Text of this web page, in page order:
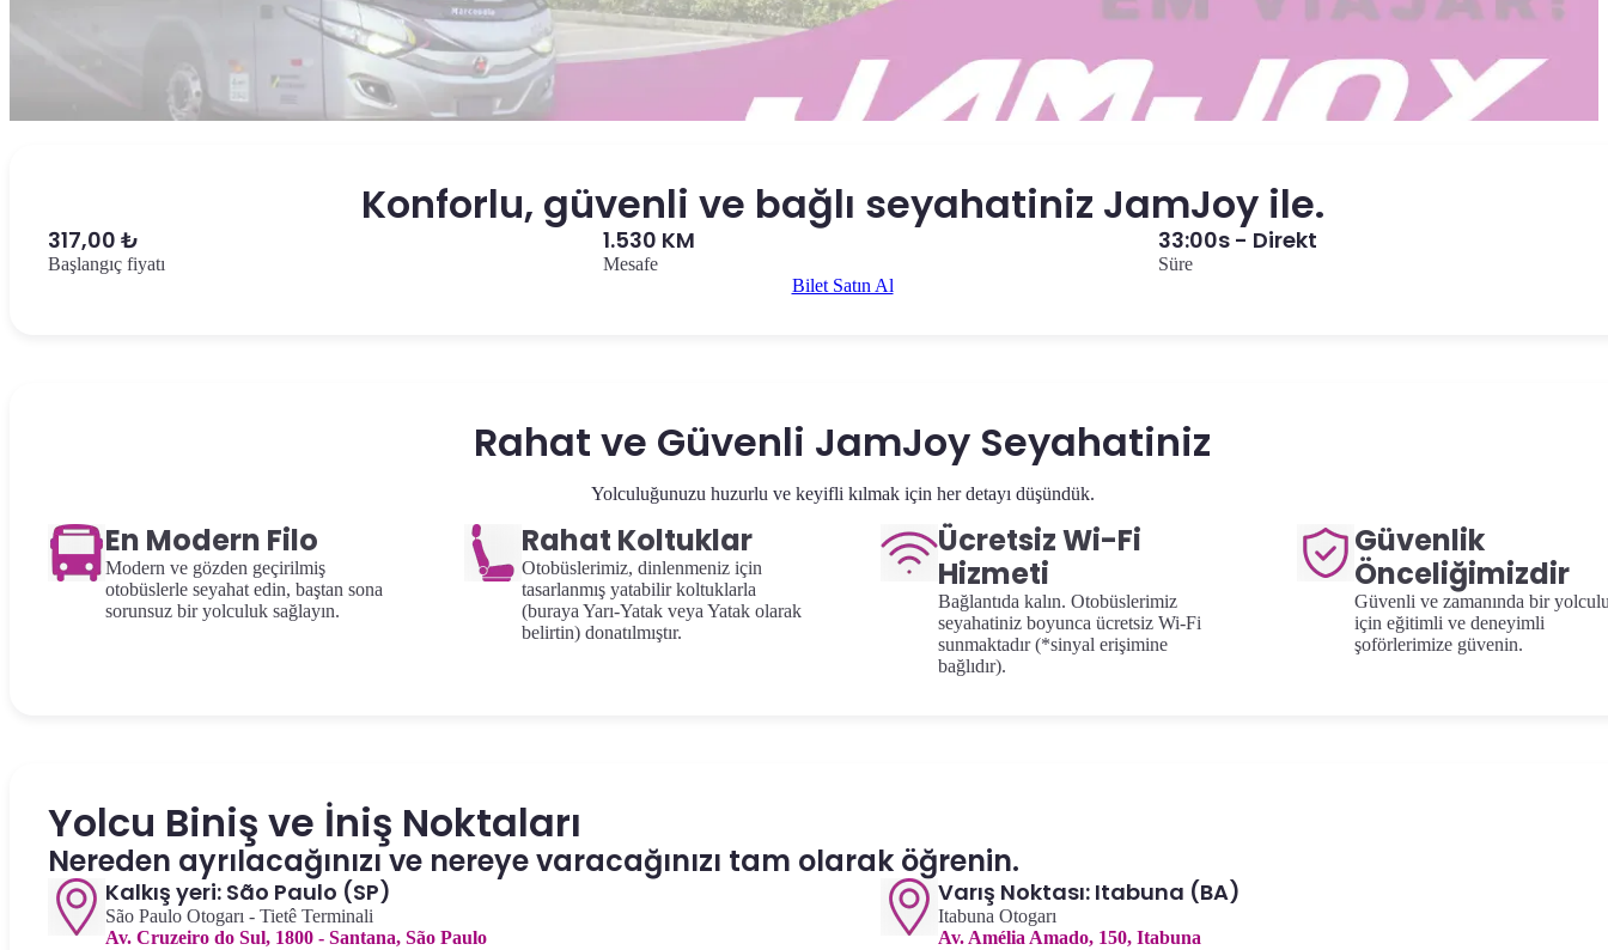
Konforlu, güvenli ve bağlı seyahatiniz JamJoy ile.
317,00 ₺
Başlangıç ​​fiyatı
1.530 KM
Mesafe
33:00s - Direkt
Süre
Bilet Satın Al
Rahat ve Güvenli JamJoy Seyahatiniz
Yolculuğunuzu huzurlu ve keyifli kılmak için her detayı düşündük.
En Modern Filo
Modern ve gözden geçirilmiş
otobüslerle seyahat edin, baştan sona
sorunsuz bir yolculuk sağlayın.
Rahat Koltuklar
Otobüslerimiz, dinlenmeniz için
tasarlanmış yatabilir koltuklarla
(buraya Yarı-Yatak veya Yatak olarak
belirtin) donatılmıştır.
Ücretsiz Wi-Fi
Hizmeti
Bağlantıda kalın. Otobüslerimiz
seyahatiniz boyunca ücretsiz Wi-Fi
sunmaktadır (*sinyal erişimine
bağlıdır).
Güvenlik
Önceliğimizdir
Güvenli ve zamanında bir
için eğitimli ve deneyimli
şoförlerimize güvenin.
Yolcu Biniş ve İniş Noktaları
Nereden ayrılacağınızı ve nereye varacağınızı tam olarak öğrenin.
Kalkış yeri: São Paulo (SP)
São Paulo Otogarı - Tietê Terminali
Av. Cruzeiro do Sul, 1800 - Santana, São Paulo
Varış Noktası: Itabuna (BA)
Itabuna Otogarı
Av. Amélia Amado, 150, Itabuna